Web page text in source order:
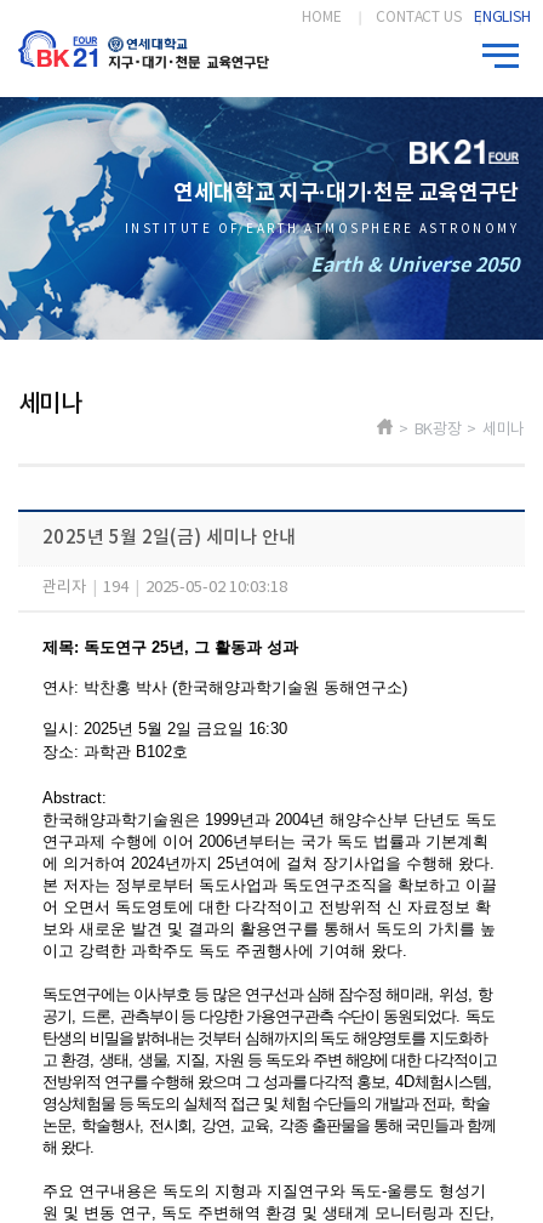
HOME CONTACT US ENGLISH
연세대학교 지구·대기·천문 교육연구단
INSTITUTE OF EARTH ATMOSPHERE ASTRONOMY
Earth & Universe 2050
세미나
> BK광장 > 세미나
2025년 5월 2일(금) 세미나 안내
관리자 194 2025-05-02 10:03:18
제목: 독도연구 25년, 그 활동과 성과
연사: 박찬홍 박사 (한국해양과학기술원 동해연구소)
일시 : 2025년 5월 2일 금요일 16:30
장소: 과학관 B102호
Abstract:
한국해양과학기술원은 1999년과 2004년 해양수산부 단년도 독도
연구과제 수행에 이어 2006년부터는 국가 독도 법률과 기본계획
에 의거하여 2024년까지 25년여에 걸쳐 장기사업을 수행해 왔다.
본 저자는 정부로부터 독도사업과 독도연구조직을 확보하고 이끌
어 오면서 독도영토에 대한 다각적이고 전방위적 신 자료정보 확
보와 새로운 발견 및 결과의 활용연구를 통해서 독도의 가치를 높
이고 강력한 과학주도 독도 주권행사에 기여해 왔다.
독도연구에는 이사부호 등 많은 연구선과 심해 잠수정 해미래, 위성, 항
공기, 드론, 관측부이 등 다양한 가용연구관측 수단이 동원되었다. 독도
탄생의 비밀을 밝혀내는 것부터 심해까지의 독도 해양영토를 지도화하
고 환경, 생태, 생물, 지질,자원 등 독도와 주변 해양에 대한 다각적이고
전방위적 연구를 수행해 왔으며 그 성과를 다각적 홍보, 4D체험시스템,
영상체험물 등 독도의 실체적 접근 및 체험 수단들의 개발과 전파, 학술
논문, 학술행사, 전시회, 강연, 교육, 각종 출판물을 통해 국민들과 함께
해 왔다.
주요 연구내용은 독도의 지형과 지질연구와 독도-울릉도 형성기
원 및 변동 연구, 독도 주변해역 환경 및 생태계 모니터링과 진단,